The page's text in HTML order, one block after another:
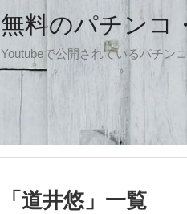
無料のパチンコ
Youtubeで公開されているパチン
「 道井悠」 一覧